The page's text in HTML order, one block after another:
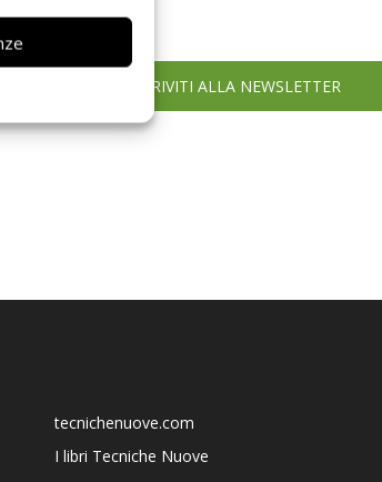
ISCRIVITI ALLA NEWSLETTER
tecnichenuove.com
I libri Tecniche Nuove